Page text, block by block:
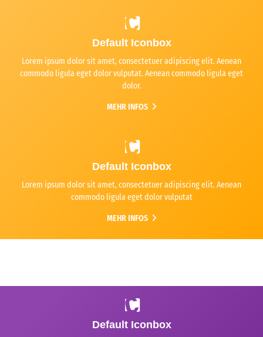
Default Iconbox
Lorem ipsum dolor sit amet, consectetuer adipiscing elit. Aenean
commodo ligula eget dolor vulputat. Aenean commodo ligula eget
dolor.
MEHR INFOS
Default Iconbox
Lorem ipsum dolor sit amet, consectetuer adipiscing elit. Aenean
commodo ligula eget dolor vulputat
MEHR INFOS
Default Iconbox